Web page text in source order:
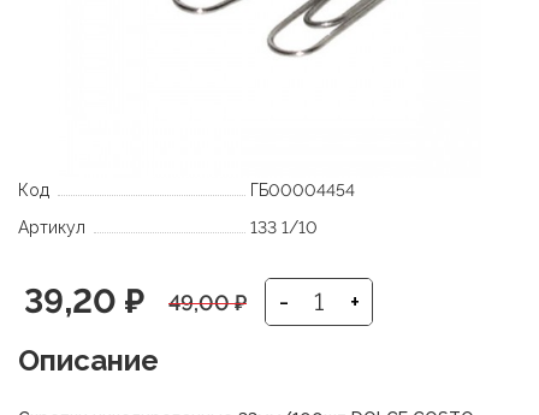
Код
ГБ00004454
Артикул
133 1/10
49,00₽
Первоначальная
цена
составляла
39,20 ₽
Текущая
цена:
39,20 ₽.
- +
Описание